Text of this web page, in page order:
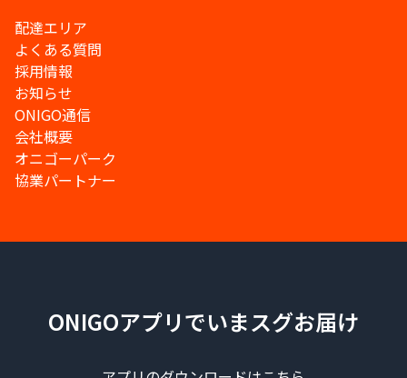
配達エリア
よくある質問
採用情報
お知らせ
ONIGO通信
会社概要
オニゴーパーク
協業パートナー
ONIGOアプリでいまスグお届け